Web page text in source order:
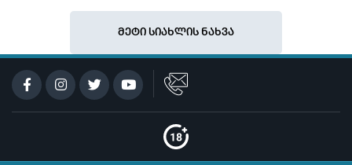
მეტი სიახლის ნახვა